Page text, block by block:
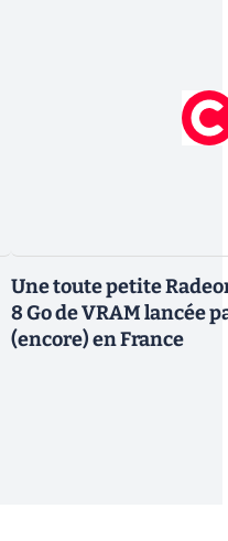
Une toute petite
8 Go de VRAM lancée
(encore) en France